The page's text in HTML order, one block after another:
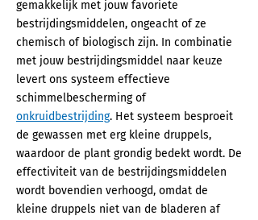
gemakkelijk met jouw favoriete
bestrijdingsmiddelen, ongeacht of ze
chemisch of biologisch zijn. In combinatie
met jouw bestrijdingsmiddel naar keuze
levert ons systeem effectieve
schimmelbescherming of
onkruidbestrijding. Het systeem besproeit
de gewassen met erg kleine druppels,
waardoor de plant grondig bedekt wordt. De
effectiviteit van de bestrijdingsmiddelen
wordt bovendien verhoogd, omdat de
kleine druppels niet van de bladeren af